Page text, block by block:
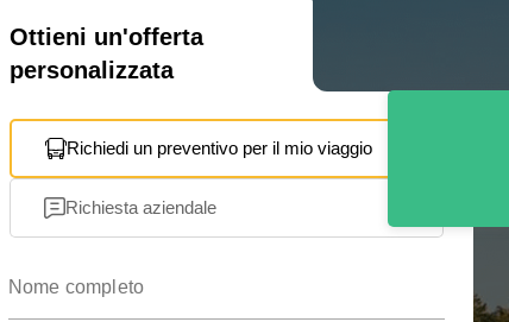
Ottieni un'offerta
personalizzata
Richiedi un preventivo per il mio viaggio
Richiesta aziendale